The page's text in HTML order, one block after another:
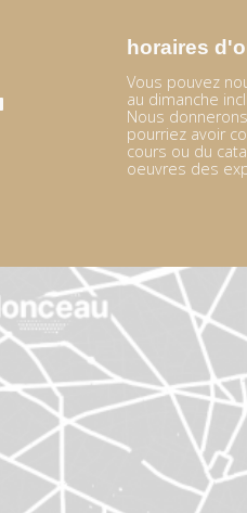
horaires
Vous pouvez
au dimanche
Nous
pourriez avoir
cours ou du
oeuvres des